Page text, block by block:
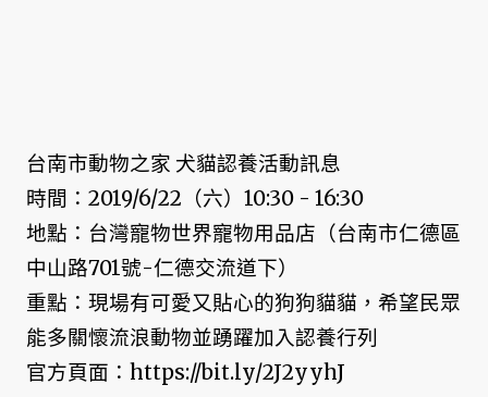
台南市動物之家 犬貓認養活動訊息
時間：2019/6/22（六）10:30 - 16:30
地點：台灣寵物世界寵物用品店（台南市仁德區
中山路701號-仁德交流道下）
重點：現場有可愛又貼心的狗狗貓貓，希望民眾
能多關懷流浪動物並踴躍加入認養行列
官方頁面：https://bit.ly/2J2yyhJ